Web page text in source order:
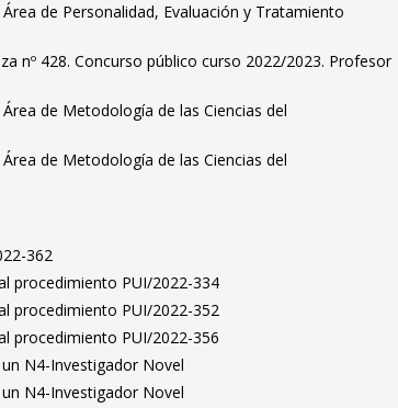
de Personalidad, Evaluación y Tratamiento
nº 428. Concurso público curso 2022/2023. Profesor
de Metodología de las Ciencias del
de Metodología de las Ciencias del
362
procedimiento PUI/2022-334
procedimiento PUI/2022-352
procedimiento PUI/2022-356
N4-Investigador Novel
N4-Investigador Novel